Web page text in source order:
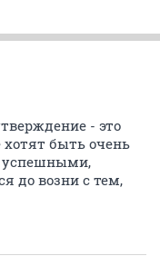
- это
хотят быть очень
успешными,
до возни с тем,